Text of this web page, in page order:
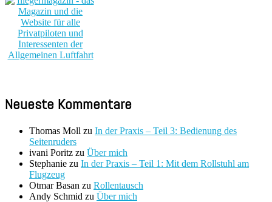
Neueste Kommentare
Thomas Moll zu In der Praxis – Teil 3: Bedienung des
Seitenruders
ivani Poritz zu Über mich
Stephanie zu In der Praxis – Teil 1: Mit dem Rollstuhl am
Flugzeug
Otmar Basan zu Rollentausch
Andy Schmid zu Über mich